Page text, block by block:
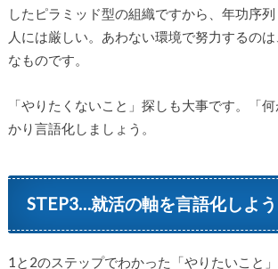
したピラミッド型の組織ですから、年功序
人には厳しい。あわない環境で努力するの
なものです。
「やりたくないこと」探しも大事です。「
かり言語化しましょう。
STEP3…就活の軸を言語化しよう
1と2のステップでわかった「やりたいこと